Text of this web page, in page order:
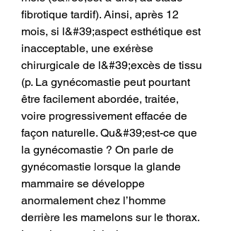
fibrotique tardif). Ainsi, après 12
mois, si l&#39;aspect esthétique est
inacceptable, une exérèse
chirurgicale de l&#39;excès de tissu
(p. La gynécomastie peut pourtant
être facilement abordée, traitée,
voire progressivement effacée de
façon naturelle. Qu&#39;est-ce que
la gynécomastie ? On parle de
gynécomastie lorsque la glande
mammaire se développe
anormalement chez l’homme
derrière les mamelons sur le thorax.